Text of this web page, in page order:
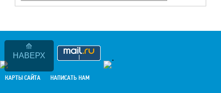
НАВЕРХ .
КАРТЫ САЙТА НАПИСАТЬ НАМ